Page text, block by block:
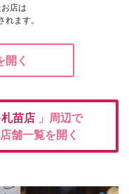
店は
れます。
開く
苗店 」周辺で
舗一覧を開く